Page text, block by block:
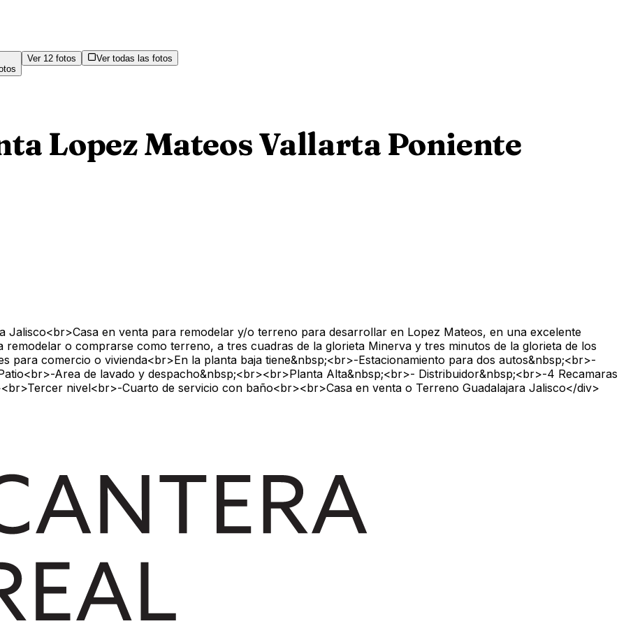
Ver 12 fotos Ver todas las fotos
Lopez Mateos Vallarta Poniente
Jalisco<br>Casa en venta para remodelar y/o terreno para desarrollar en Lopez Mateos, en una excelente
o comprarse como terreno, a tres cuadras de la glorieta Minerva y tres minutos de la glorieta de los
para comercio o vivienda<br>En la planta baja tiene&nbsp;<br>-Estacionamiento para dos autos&nbsp;<br>-
Area de lavado y despacho&nbsp;<br><br>Planta Alta&nbsp;<br>- Distribuidor&nbsp;<br>-4 Recamaras
nivel<br>-Cuarto de servicio con baño<br><br>Casa en venta o Terreno Guadalajara Jalisco</div>